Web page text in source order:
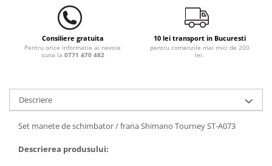
Consiliere gratuita
Pentru orice informatie ai nevoie
suna la 0771 470 482
10 lei transport in Bucuresti
pentru comenzile mai mici de 200
lei.
Descriere
Set manete de schimbator / frana Shimano Tourney ST-A073
Descrierea produsului: